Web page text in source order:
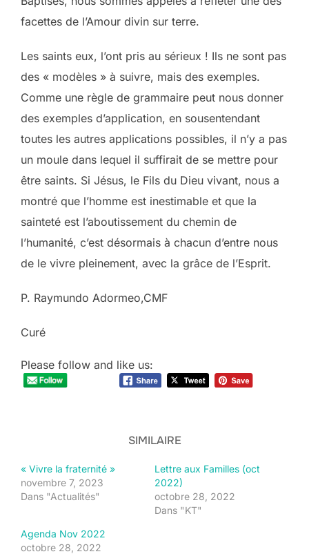
facettes de l’Amour divin sur terre.
Les saints eux, l’ont pris au sérieux ! Ils ne sont pas
des « modèles » à suivre, mais des exemples.
Comme une règle de grammaire peut nous donner
des exemples d’application, en sousentendant
toutes les autres applications possibles, il n’y a pas
un moule dans lequel il suffirait de se mettre pour
être saints. Si Jésus, le Fils du Dieu vivant, nous a
montré que l’homme est inestimable et que la
sainteté est l’aboutissement du chemin de
l’humanité, c’est désormais à chacun d’entre nous
de le vivre pleinement, avec la grâce de l’Esprit.
P. Raymundo Adormeo,CMF
Curé
Please follow and like us:
SIMILAIRE
« Vivre la fraternité »
novembre 7, 2023
Dans "Actualités"
Lettre aux Familles (oct
2022)
octobre 28, 2022
Dans "KT"
Agenda Nov 2022
octobre 28, 2022